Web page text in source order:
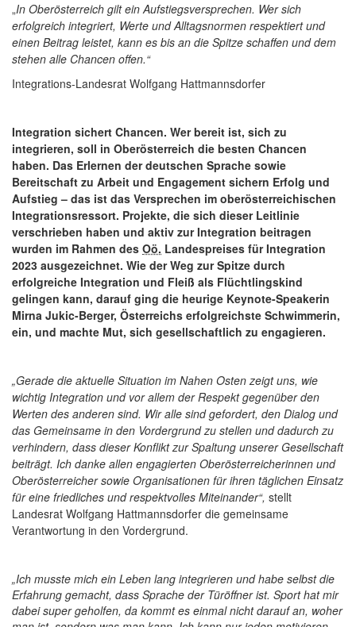
„In Oberösterreich gilt ein Aufstiegsversprechen. Wer sich
erfolgreich integriert, Werte und Alltagsnormen respektiert und
einen Beitrag leistet, kann es bis an die Spitze schaffen und dem
stehen alle Chancen offen.“
Integrations-Landesrat Wolfgang Hattmannsdorfer
Integration sichert Chancen. Wer bereit ist, sich zu
integrieren, soll in Oberösterreich die besten Chancen
haben. Das Erlernen der deutschen Sprache sowie
Bereitschaft zu Arbeit und Engagement sichern Erfolg und
Aufstieg – das ist das Versprechen im oberösterreichischen
Integrationsressort. Projekte, die sich dieser Leitlinie
verschrieben haben und aktiv zur Integration beitragen
wurden im Rahmen des Oö. Landespreises für Integration
2023 ausgezeichnet. Wie der Weg zur Spitze durch
erfolgreiche Integration und Fleiß als Flüchtlingskind
gelingen kann, darauf ging die heurige Keynote-Speakerin
Mirna Jukic-Berger, Österreichs erfolgreichste Schwimmerin,
ein, und machte Mut, sich gesellschaftlich zu engagieren.
„Gerade die aktuelle Situation im Nahen Osten zeigt uns, wie
wichtig Integration und vor allem der Respekt gegenüber den
Werten des anderen sind. Wir alle sind gefordert, den Dialog und
das Gemeinsame in den Vordergrund zu stellen und dadurch zu
verhindern, dass dieser Konflikt zur Spaltung unserer Gesellschaft
beiträgt. Ich danke allen engagierten Oberösterreicherinnen und
Oberösterreicher sowie Organisationen für ihren täglichen Einsatz
für eine friedliches und respektvolles Miteinander“, stellt
Landesrat Wolfgang Hattmannsdorfer die gemeinsame
Verantwortung in den Vordergrund.
„Ich musste mich ein Leben lang integrieren und habe selbst die
Erfahrung gemacht, dass Sprache der Türöffner ist. Sport hat mir
dabei super geholfen, da kommt es einmal nicht darauf an, woher